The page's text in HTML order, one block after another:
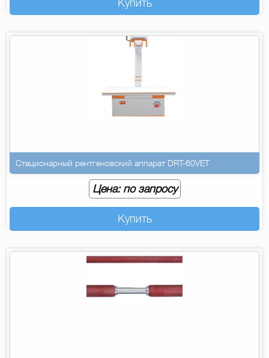
Купить
Стационарный рентгеновский аппарат DRT-60VET
Цена: по запросу
Купить